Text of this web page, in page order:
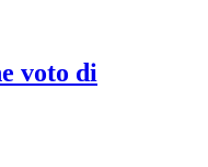
voto di